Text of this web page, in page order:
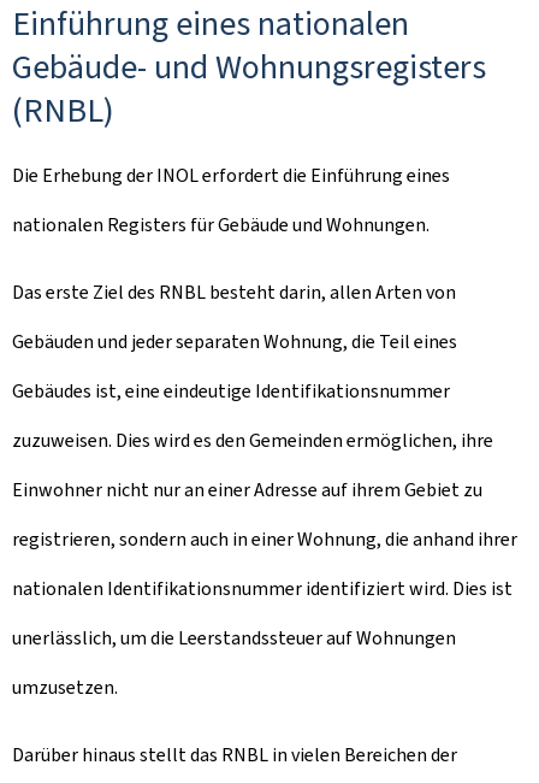
Einführung eines nationalen
Gebäude- und Wohnungsregisters
(RNBL)
Die Erhebung der INOL erfordert die Einführung eines
nationalen Registers für Gebäude und Wohnungen.
Das erste Ziel des RNBL besteht darin, allen Arten von
Gebäuden und jeder separaten Wohnung, die Teil eines
Gebäudes ist, eine eindeutige Identifikationsnummer
zuzuweisen. Dies wird es den Gemeinden ermöglichen, ihre
Einwohner nicht nur an einer Adresse auf ihrem Gebiet zu
registrieren, sondern auch in einer Wohnung, die anhand ihrer
nationalen Identifikationsnummer identifiziert wird. Dies ist
unerlässlich, um die Leerstandssteuer auf Wohnungen
umzusetzen.
Darüber hinaus stellt das RNBL in vielen Bereichen der